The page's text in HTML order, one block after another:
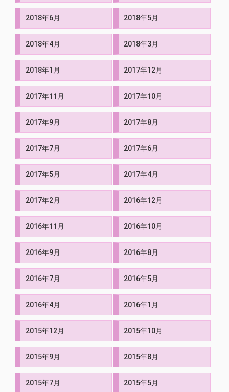
2018年6月 2018年5月
2018年4月 2018年3月
2018年1月 2017年12月
2017年11月 2017年10月
2017年9月 2017年8月
2017年7月 2017年6月
2017年5月 2017年4月
2017年2月 2016年12月
2016年11月 2016年10月
2016年9月 2016年8月
2016年7月 2016年5月
2016年4月 2016年1月
2015年12月 2015年10月
2015年9月 2015年8月
2015年7月 2015年5月